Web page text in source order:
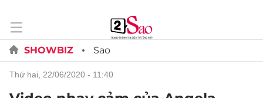
SHOWBIZ Sao
thứ hai, 22/06/2020 - 11:40